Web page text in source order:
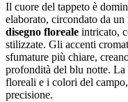
Il cuore del tappeto è
elaborato, circondato da
disegno floreale intricato,
stilizzate. Gli accenti
sfumature più chiare,
profondità del blu notte.
floreali e i colori del
precisione.